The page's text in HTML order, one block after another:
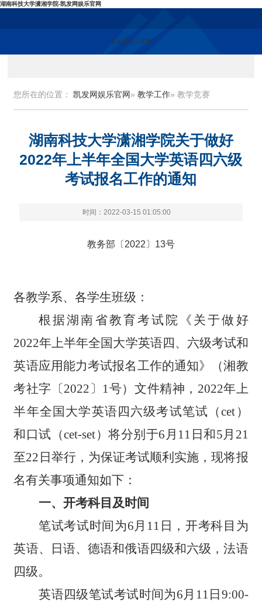
湖南科技大学潇湘学院-凯发网娱乐官网
凯发网娱乐官网
您所在的位置：凯发网娱乐官网»教学工作» 教学竞赛
湖南科技大学潇湘学院关于做好
2022年上半年全国大学英语四六级
考试报名工作的通知
时间：2022-03-15 01:05:00
教务部〔2022〕13号
各教学系、各学生班级：
根据湖南省教育考试院《关于做好
2022年上半年全国大学英语四、六级考试和
英语应用能力考试报名工作的通知》（湘教
考社字〔2022 〕 1号）文件精神， 2022年上
半年全国大学英语四六级考试笔试（cet）
和口试（cet-set）将分别于6月11日和5月21
至22日 举行， 为保证考试顺利实施 ，现将报
名有关事项通知如下：
一、开考科目及时间
笔试考试时间为6月11日，开考科目为
英语、日语、德语和俄语四级和六级，法语
四级。
英语四级笔试考试时间为6月11日9:00-